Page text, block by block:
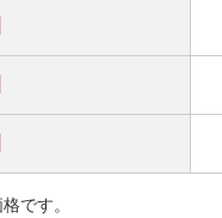
です。